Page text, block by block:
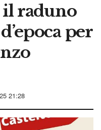
il raduno
per
21:28